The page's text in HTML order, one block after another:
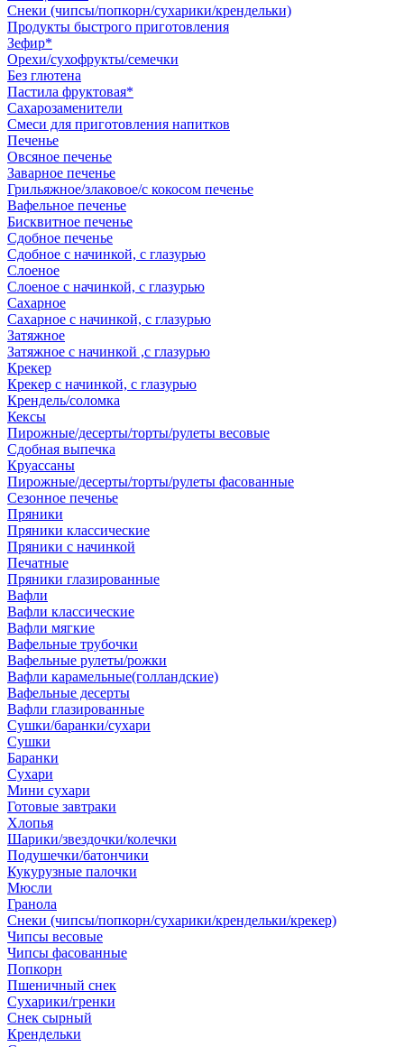
Снеки (чипсы/попкорн/сухарики/крендельки)
Продукты быстрого приготовления
Зефир*
Орехи/сухофрукты/семечки
Без глютена
Пастила фруктовая*
Сахарозаменители
Смеси для приготовления напитков
Печенье
Овсяное печенье
Заварное печенье
Грильяжное/злаковое/с кокосом печенье
Вафельное печенье
Бисквитное печенье
Сдобное печенье
Сдобное с начинкой, с глазурью
Слоеное
Слоеное с начинкой, с глазурью
Сахарное
Сахарное с начинкой, с глазурью
Затяжное
Затяжное с начинкой ,с глазурью
Крекер
Крекер с начинкой, с глазурью
Крендель/соломка
Кексы
Пирожные/десерты/торты/рулеты весовые
Сдобная выпечка
Круассаны
Пирожные/десерты/торты/рулеты фасованные
Сезонное печенье
Пряники
Пряники классические
Пряники с начинкой
Печатные
Пряники глазированные
Вафли
Вафли классические
Вафли мягкие
Вафельные трубочки
Вафельные рулеты/рожки
Вафли карамельные(голландские)
Вафельные десерты
Вафли глазированные
Сушки/баранки/сухари
Сушки
Баранки
Сухари
Мини сухари
Готовые завтраки
Хлопья
Шарики/звездочки/колечки
Подушечки/батончики
Кукурузные палочки
Мюсли
Гранола
Снеки (чипсы/попкорн/сухарики/крендельки/крекер)
Чипсы весовые
Чипсы фасованные
Попкорн
Пшеничный снек
Сухарики/гренки
Снек сырный
Крендельки